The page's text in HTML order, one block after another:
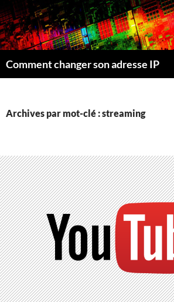
Comment changer son adresse IP
Archives par mot-clé : streaming